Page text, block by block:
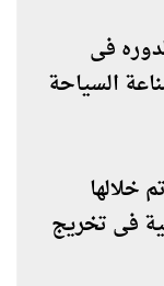
فى
السياحة
خلالها
فى تخريج